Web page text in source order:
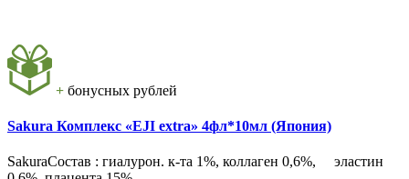
+ бонусных рублей
Sakura Комплекс «EJI extra» 4фл*10мл (Япония)
SakuraСостав : гиалурон. к-та 1%, коллаген 0,6%, эластин